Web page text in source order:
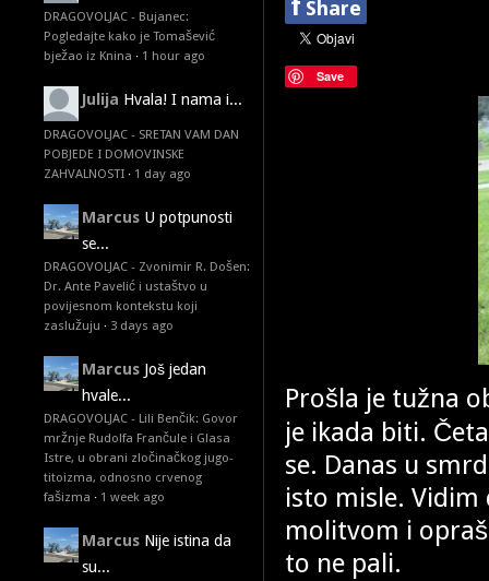
DRAGOVOLJAC - Bujanec:
Pogledajte kako je Tomašević
bježao iz Knina · 1 hour ago
Julija Hvala! I nama i...
DRAGOVOLJAC - SRETAN VAM DAN
POBJEDE I DOMOVINSKE
ZAHVALNOSTI · 1 day ago
Marcus U potpunosti
se...
DRAGOVOLJAC - Zvonimir R. Došen:
Dr. Ante Pavelić i ustaštvo u
povijesnom kontekstu koji
zaslužuju · 3 days ago
Marcus Još jedan
hvale...
DRAGOVOLJAC - Lili Benčik: Govor
mržnje Rudolfa Frančule i Glasa
Istre, u obrani zločinačkog jugo-
titoizma, odnosno crvenog
fašizma · 1 week ago
Marcus Nije istina da
su...
f Share
Save
Prošla je tužna
je ikada biti.
se. Danas u
isto misle.
molitvom i
to ne pali.